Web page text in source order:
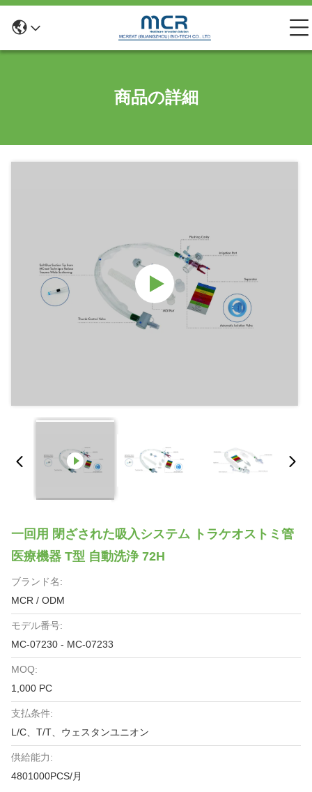
商品の詳細
一回用 閉ざされた吸入システム トラケオストミ管
医療機器 T型 自動洗浄 72H
ブランド名:
MCR / ODM
モデル番号:
MC-07230 - MC-07233
MOQ:
1,000 PC
支払条件:
L/C、T/T、ウェスタンユニオン
供給能力:
4801000PCS/月